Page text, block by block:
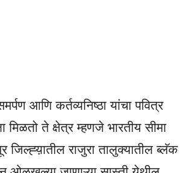
आणि कर्तव्यनिष्ठा यांचा पवित्र
ते क्षेत्र म्हणजे भारतीय सीमा
जिल्ह्य़ातील राजुरा तालुक्यातील ब्लॅक